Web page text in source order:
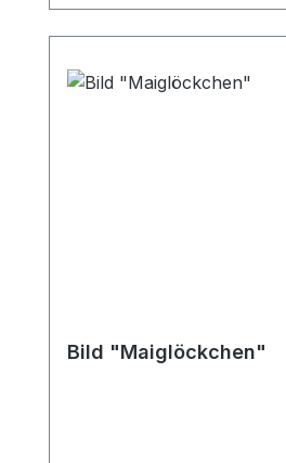
Bild "Maiglöckchen"